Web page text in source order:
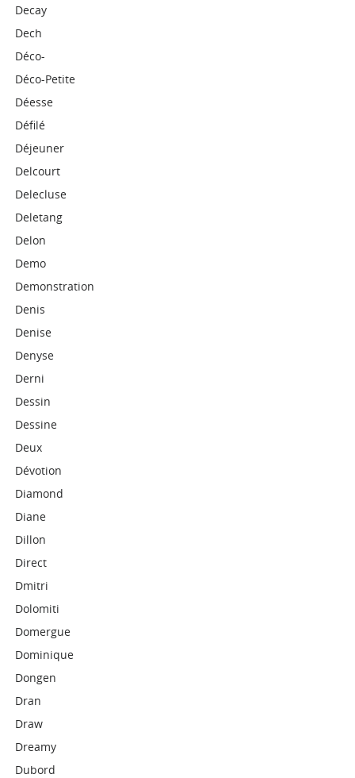
Decay
Dech
Déco-
Déco-Petite
Déesse
Défilé
Déjeuner
Delcourt
Delecluse
Deletang
Delon
Demo
Demonstration
Denis
Denise
Denyse
Derni
Dessin
Dessine
Deux
Dévotion
Diamond
Diane
Dillon
Direct
Dmitri
Dolomiti
Domergue
Dominique
Dongen
Dran
Draw
Dreamy
Dubord